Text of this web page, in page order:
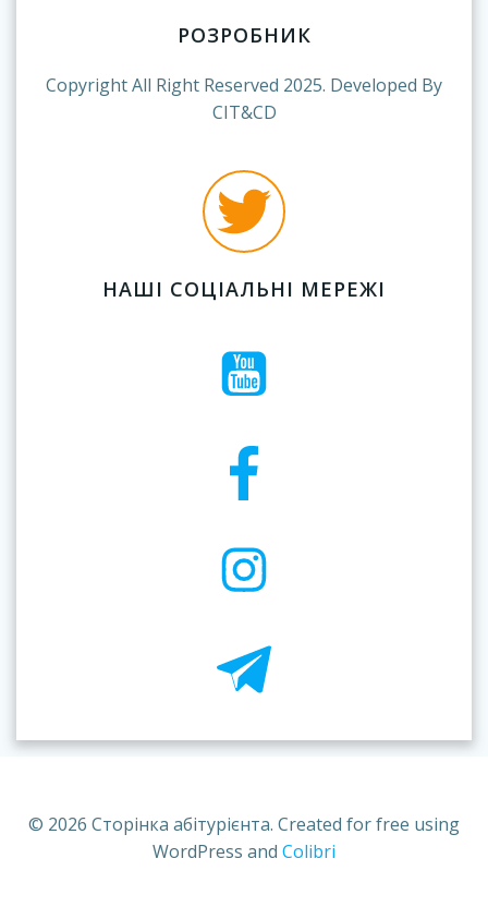
РОЗРОБНИК
Copyright All Right Reserved 2025. Developed By
CIT&CD
НАШІ СОЦІАЛЬНІ МЕРЕЖІ
© 2026 Сторінка абітурієнта. Created for free using
WordPress and Colibri